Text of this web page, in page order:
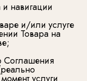
и навигации
и/или услуге
Товара на
Соглашения